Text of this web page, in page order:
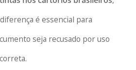
é essencial para
seja recusado por uso